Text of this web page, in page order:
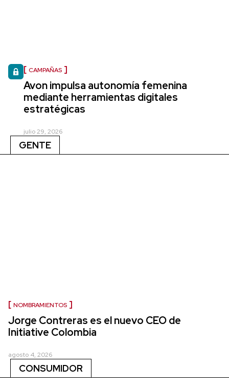
CAMPAÑAS
Avon impulsa autonomía femenina
mediante herramientas digitales
estratégicas
julio 29, 2026
GENTE
NOMBRAMIENTOS
Jorge Contreras es el nuevo CEO de
Initiative Colombia
agosto 4, 2026
CONSUMIDOR